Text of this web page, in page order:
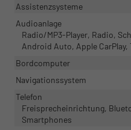
Assistenzsysteme
Audioanlage
Radio/MP3-Player, Radio,
Android Auto, Apple CarPlay,
Bordcomputer
Navigationssystem
Telefon
Freisprecheinrichtung,
Smartphones